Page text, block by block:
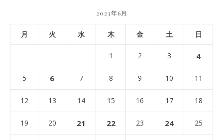
2023年6月
月 火 水 木 金 土 日
1 2 3 4
5 6 7 8 9 10 11
12 13 14 15 16 17 18
19 20 21 22 23 24 25